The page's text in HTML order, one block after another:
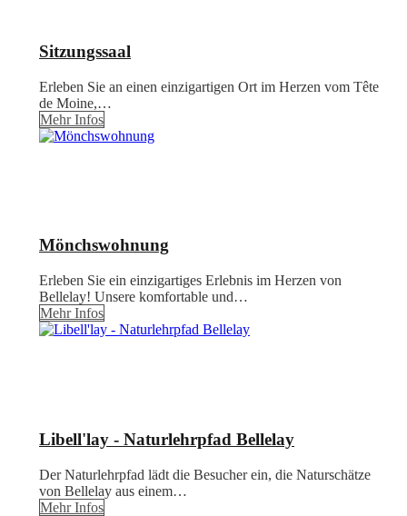
Sitzungssaal
Erleben Sie an einen einzigartigen Ort im Herzen vom Tête
de Moine,…
Mehr Infos
Mönchswohnung
Erleben Sie ein einzigartiges Erlebnis im Herzen von
Bellelay! Unsere komfortable und…
Mehr Infos
Libell'lay - Naturlehrpfad Bellelay
Der Naturlehrpfad lädt die Besucher ein, die Naturschätze
von Bellelay aus einem…
Mehr Infos